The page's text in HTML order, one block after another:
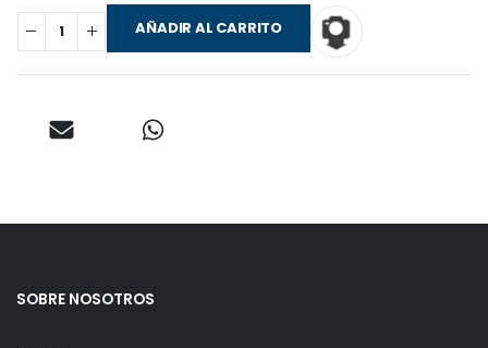
AÑADIR AL CARRITO
SOBRE NOSOTROS